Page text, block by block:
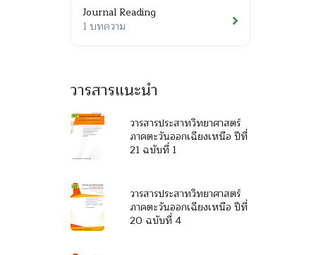
Journal Reading
1 บทความ
วารสารแนะนำ
วารสารประสาทวิทยาศาสตร์
ภาคตะวันออกเฉียงเหนือ ปีที่
21 ฉบับที่ 1
วารสารประสาทวิทยาศาสตร์
ภาคตะวันออกเฉียงเหนือ ปีที่
20 ฉบับที่ 4